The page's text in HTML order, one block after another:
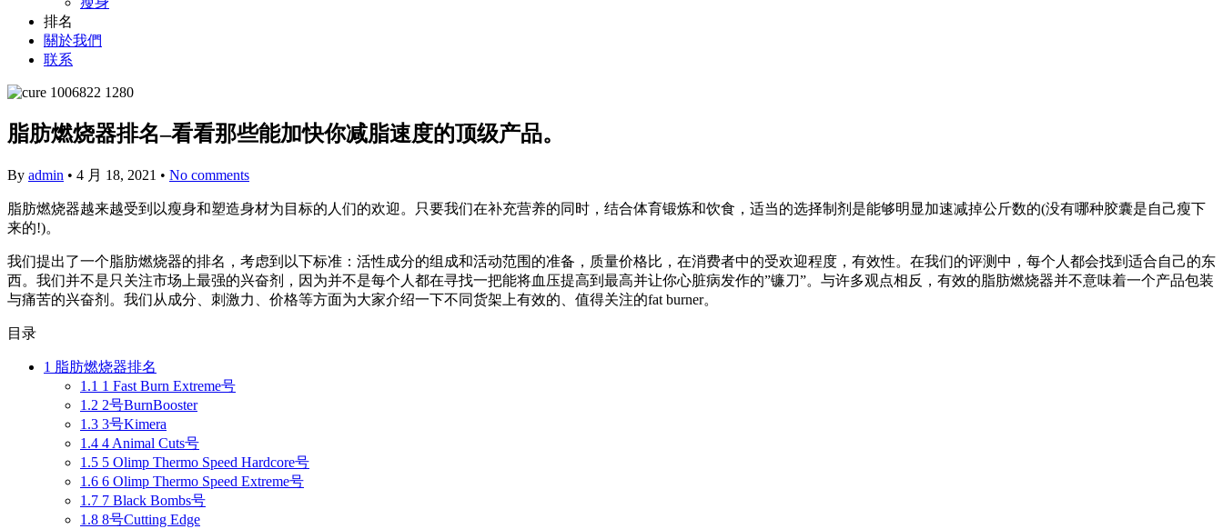
排名
關於我們
联系
脂肪燃烧器排名–看看那些能加快你减脂速度的顶级产品。
By admin • 4 月 18, 2021 • No comments
脂肪燃烧器越来越受到以瘦身和塑造身材为目标的人们的欢迎。只要我们在补充营养的同时，结合体育锻炼和饮食，适当的选择制剂是能够明显加速减掉公斤数的(没有哪种胶囊是自己瘦下
来的!)。
我们提出了一个脂肪燃烧器的排名，考虑到以下标准：活性成分的组成和活动范围的准备，质量价格比，在消费者中的受欢迎程度，有效性。在我们的评测中，每个人都会找到适合自己的东
西。我们并不是只关注市场上最强的兴奋剂，因为并不是每个人都在寻找一把能将血压提高到最高并让你心脏病发作的”镰刀”。与许多观点相反，有效的脂肪燃烧器并不意味着一个产品包装
与痛苦的兴奋剂。我们从成分、刺激力、价格等方面为大家介绍一下不同货架上有效的、值得关注的fat burner。
目录
1 脂肪燃烧器排名
1.1 1 Fast Burn Extreme号
1.2 2号BurnBooster
1.3 3号Kimera
1.4 4 Animal Cuts号
1.5 5 Olimp Thermo Speed Hardcore号
1.6 6 Olimp Thermo Speed Extreme号
1.7 7 Black Bombs号
1.8 8号Cutting Edge